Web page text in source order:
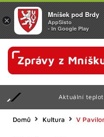
Aktuální
Domů Kultura V
×
Mníšek pod Brdy
AppSisto
- In Google Play